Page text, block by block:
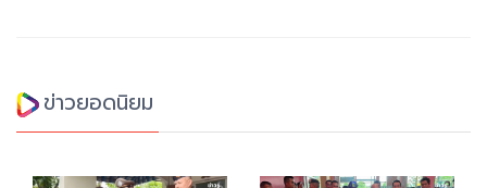
ข่าวยอดนิยม